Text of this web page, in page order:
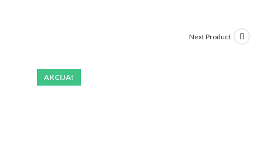
AKCIJA!
Next Product